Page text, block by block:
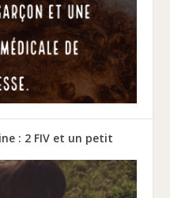
: 2 FIV et un petit